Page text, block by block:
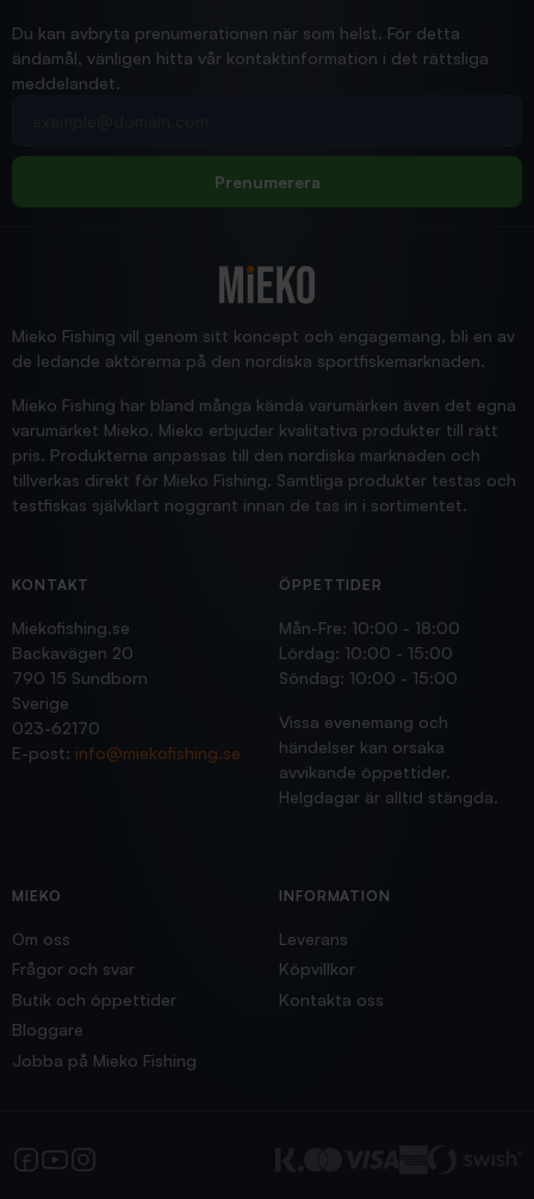
Jensa
Du kan avbryta prenumerationen när som helst. För detta
ändamål, vänligen hitta vår kontaktinformation i det rättsliga
meddelandet.
Prenumerera
Mieko Fishing vill genom sitt koncept och engagemang, bli en av
de ledande aktörerna på den nordiska sportfiskemarknaden.
Mieko Fishing har bland många kända varumärken även det egna
varumärket Mieko. Mieko erbjuder kvalitativa produkter till rätt
pris. Produkterna anpassas till den nordiska marknaden och
tillverkas direkt för Mieko Fishing. Samtliga produkter testas och
testfiskas självklart noggrant innan de tas in i sortimentet.
KONTAKT
Miekofishing.se
Backavägen 20
790 15 Sundborn
Sverige
023-62170
E-post: info@miekofishing.se
ÖPPETTIDER
Mån-Fre: 10:00 - 18:00
Lördag: 10:00 - 15:00
Söndag: 10:00 - 15:00
Vissa evenemang och
händelser kan orsaka
avvikande öppettider.
Helgdagar är alltid stängda.
MIEKO
Om oss
Frågor och svar
Butik och öppettider
Bloggare
Jobba på Mieko Fishing
INFORMATION
Leverans
Köpvillkor
Kontakta oss
Facebook
YouTubeInstagram